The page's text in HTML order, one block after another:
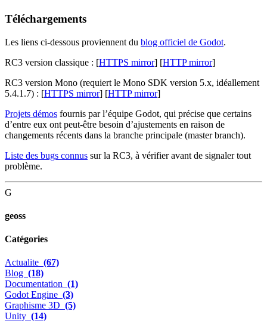
Téléchargements
Les liens ci-dessous proviennent du blog officiel de Godot.
RC3 version classique : [HTTPS mirror] [HTTP mirror]
RC3 version Mono (requiert le Mono SDK version 5.x, idéallement
5.4.1.7) : [HTTPS mirror] [HTTP mirror]
Projets démos fournis par l’équipe Godot, qui précise que certains
d’entre eux ont peut-être besoin d’ajustements en raison de
changements récents dans la branche principale (master branch).
Liste des bugs connus sur la RC3, à vérifier avant de signaler tout
problème.
G
geoss
Catégories
Actualite (67)
Blog (18)
Documentation (1)
Godot Engine (3)
Graphisme 3D (5)
Unity (14)